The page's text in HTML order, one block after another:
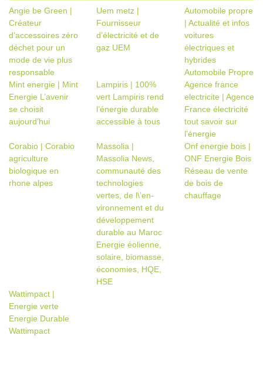
Angie be Green |
Créateur
d’accessoires zéro
déchet pour un
mode de vie plus
responsable
Uem metz |
Fournisseur
d’électricité et de
gaz UEM
Automobile propre
| Actualité et infos
voitures
électriques et
hybrides
Automobile Propre
Mint energie | Mint
Energie L’avenir
se choisit
aujourd’hui
Lampiris | 100%
vert Lampiris rend
l’énergie durable
accessible à tous
Agence france
electricite | Agence
France électricité
tout savoir sur
l’énergie
Corabio | Corabio
agriculture
biologique en
rhone alpes
Massolia |
Massolia News,
communauté des
technolo­gies
vertes, de l\’en­
viron­ne­ment et du
dévelop­pe­ment
durable au Maroc
Energie éolienne,
solaire, biomasse,
économies, HQE,
HSE
Onf energie bois |
ONF Energie Bois
Réseau de vente
de bois de
chauffage
Wattimpact |
Energie verte
Energie Durable
Wattimpact